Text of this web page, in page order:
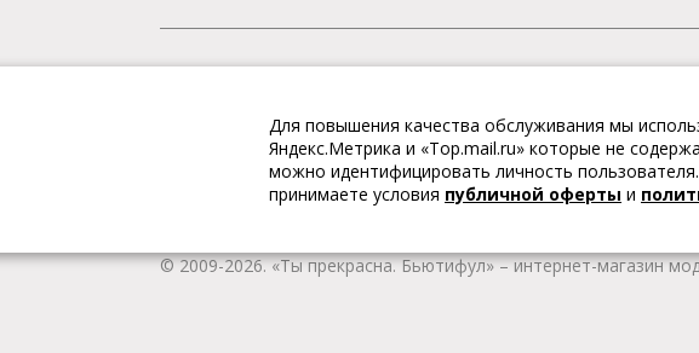
Интернет магазин «Ты прекрасна. Бьютифул» – это
одежду и обувь, Вы гарантированно получаете
качественную и стильную одежду европейских брендов. В
наличии всегда имеется широкий ассортимент удобной
© 2009-2026. «Ты прекрасна. Бьютифул» – интернет-магазин
Для повышения качества обслуживания мы
Яндекс.Метрика и «Top.mail.ru» которые не
можно идентифицировать личность
принимаете условия публичной оферты и